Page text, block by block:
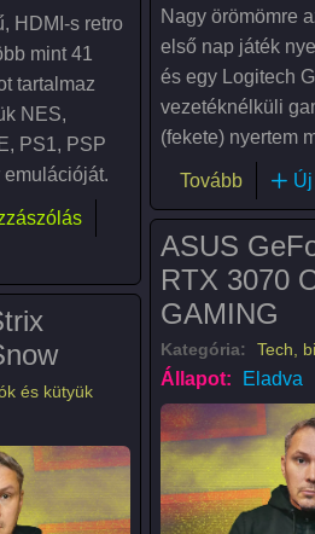
HDMI-s retro
mint 41
tartalmaz
NES,
PS1, PSP
X2 Retro játékkonzol - 128 GB,
Nagy örömömre
első nap játék
és egy Logitech
vezetéknélküli
(fekete) nyertem
Tovább(IPont
és kütyük
ASUS
RTX 3070
GAMING
Kategória: Tech,
Állapot: Eladva